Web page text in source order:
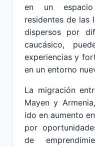
en un
residentes de las
dispersos por
caucásico,
experiencias y
en un entorno
La migración
Mayen y
ido en aumento
por
de